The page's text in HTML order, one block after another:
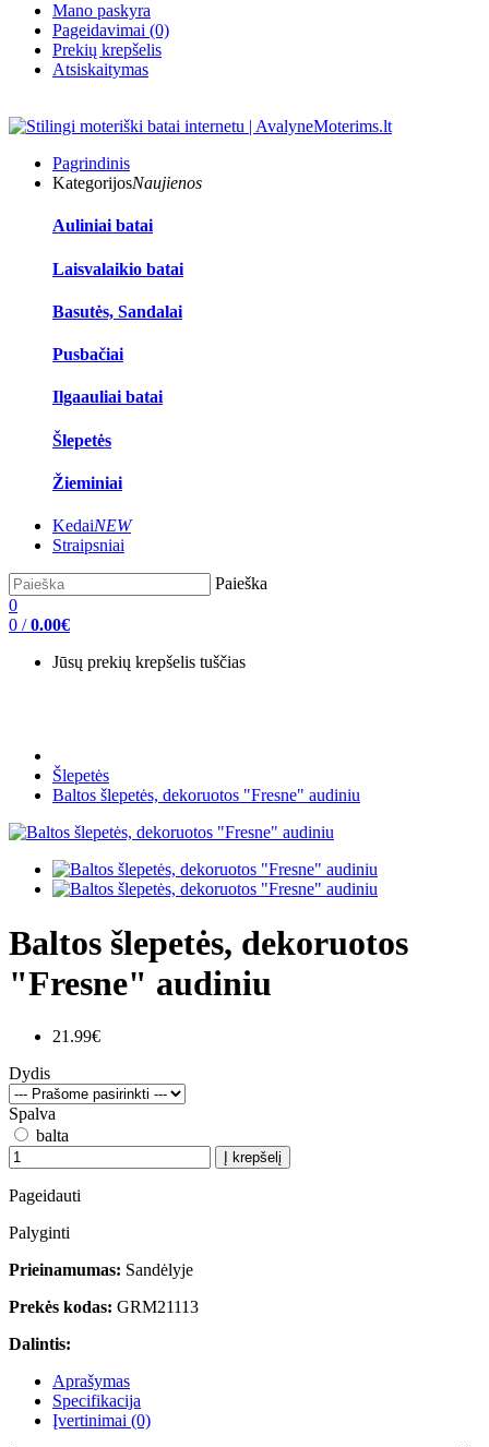
Mano paskyra
Pageidavimai (0)
Prekių krepšelis
Atsiskaitymas
Pagrindinis
KategorijosNaujienos
Auliniai batai
Laisvalaikio batai
Basutės, Sandalai
Pusbačiai
Ilgaauliai batai
Šlepetės
Žieminiai
KedaiNEW
Straipsniai
Paieška
0
0 / 0.00€
Jūsų prekių krepšelis tuščias
Šlepetės
Baltos šlepetės, dekoruotos "Fresne" audiniu
Baltos šlepetės, dekoruotos
"Fresne" audiniu
21.99€
Dydis
Spalva
balta
Į krepšelį
Pageidauti
Palyginti
Prieinamumas: Sandėlyje
Prekės kodas: GRM21113
Dalintis:
Aprašymas
Specifikacija
Įvertinimai (0)